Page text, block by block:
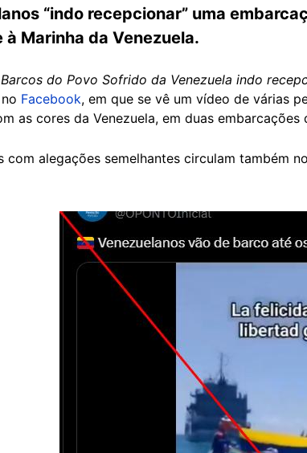
“indo recepcionar” uma
Marinha da Venezuela.
Barcos do Povo Sofrido da Venezuela indo
Facebook, em que se vê um vídeo de várias
as cores da Venezuela, em duas
com alegações semelhantes circulam também no